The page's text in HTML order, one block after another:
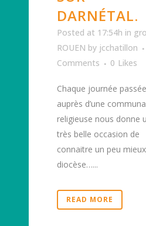
DARNÉTAL.
Posted at 17:54h in
ROUEN by jcchatillon
Comments
0 Likes
Chaque journée passée
auprès d’une
religieuse nous donne
très belle occasion de
connaitre un peu
diocèse…...
READ MORE